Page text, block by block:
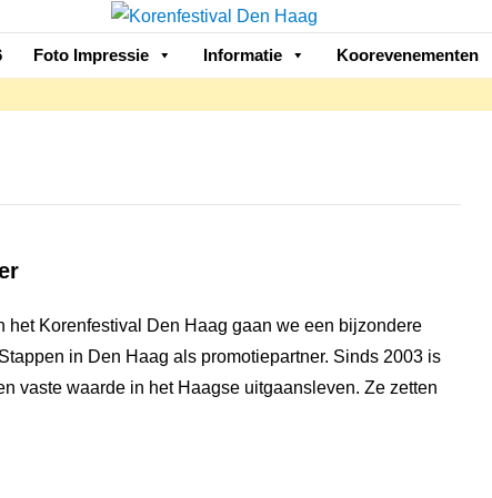
Foto Impressie Informatie Koorevenementen
het Korenfestival Den Haag gaan we een bijzondere
in Den Haag als promotiepartner. Sinds 2003 is
vaste waarde in het Haagse uitgaansleven. Ze zetten